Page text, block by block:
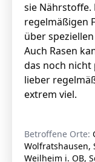
sie
regelmäßigen
über
Auch Rasen
das noch nicht
lieber
extrem viel.
Betroffene Orte:
Wolfratshausen,
Weilheim i. OB,